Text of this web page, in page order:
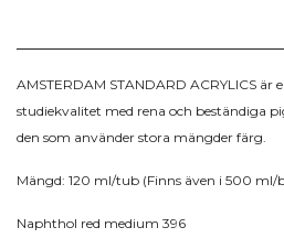
AMSTERDAM STANDARD ACRYLICS är
studiekvalitet med rena och beständiga
den som använder stora mängder färg.
Mängd: 120 ml/tub (Finns även i 500 ml/
Naphthol red medium 396